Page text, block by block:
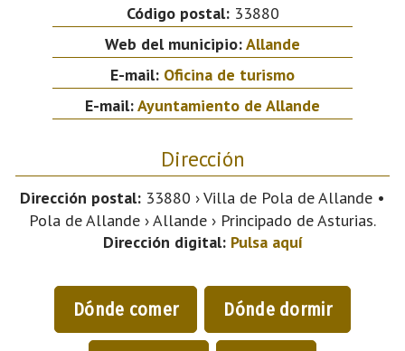
Código postal:33880
Web del municipio:Allande
E-mail: Oficina de turismo
E-mail:Ayuntamiento de Allande
Dirección
Dirección postal: 33880 › Villa de Pola de Allande •
Pola de Allande › Allande › Principado de Asturias.
Dirección digital: Pulsa aquí
Dónde comer Dónde dormir